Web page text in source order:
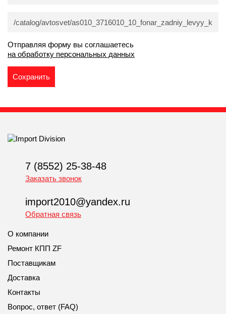
Отправляя форму вы соглашаетесь
на обработку персональных данных
7 (8552) 25-38-48
Заказать звонок
import2010@yandex.ru
Обратная связь
О компании
Ремонт КПП ZF
Поставщикам
Доставка
Контакты
Вопрос, ответ (FAQ)